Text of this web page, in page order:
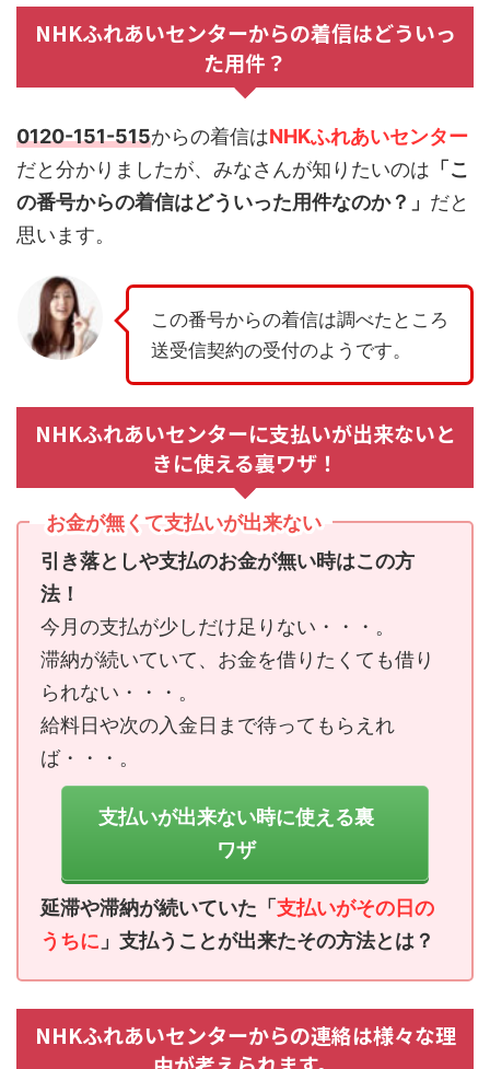
NHKふれあいセンターからの着信はどういっ
た用件？
0120-151-515からの着信はNHKふれあいセンター
だと分かりましたが、みなさんが知りたいのは 「こ
の番号からの着信はどういった用件なのか？」 だと
思います。
この番号からの着信は調べたところ
送受信契約の受付のようです。
NHKふれあいセンターに支払いが出来ないと
きに使える裏ワザ！
お金が無くて支払いが出来ない
引き落としや支払のお金が無い時はこの方
法！
今月の支払が少しだけ足りない・・・。
滞納が続いていて、お金を借りたくても借り
られない・・・。
給料日や次の入金日まで待ってもらえれ
ば・・・。
支払いが出来ない時に使える裏
ワザ
延滞や滞納が続いていた「 支払いがその日の
うちに 」支払うことが出来たその方法とは？
NHKふれあいセンターからの連絡は様々な理